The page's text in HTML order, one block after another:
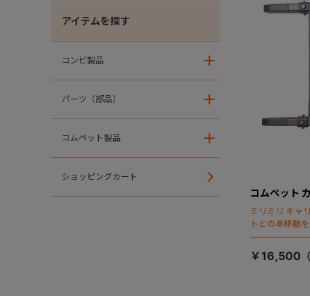
アイテムを探す
コンビ製品
パーツ（部品）
コムペット製品
ショッピングカート
コムペット
ミリミリ キャ
トとの車移動
￥16,500